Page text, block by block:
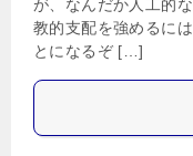
が、なんだか人工的
教的支配を強めるに
とになるぞ […]